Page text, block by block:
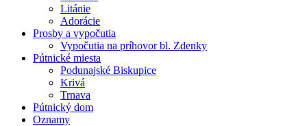
Litánie
Adorácie
Prosby a vypočutia
Vypočutia na príhovor bl. Zdenky
Pútnické miesta
Podunajské Biskupice
Krivá
Trnava
Pútnický dom
Oznamy